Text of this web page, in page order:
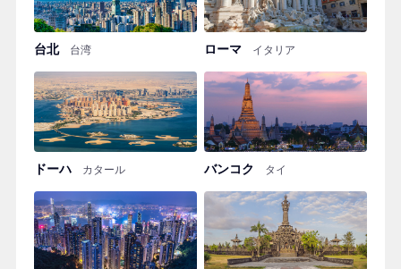
台北 台湾 ローマ イタリア
ドーハ カタール バンコク タイ